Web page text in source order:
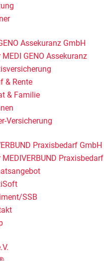
Assekuranz GmbH
MEDI GENO Assekuranz
& Rente
& Familie
Versicherung
Praxisbedarf GmbH
MEDIVERBUND Praxisbedarf
SSB